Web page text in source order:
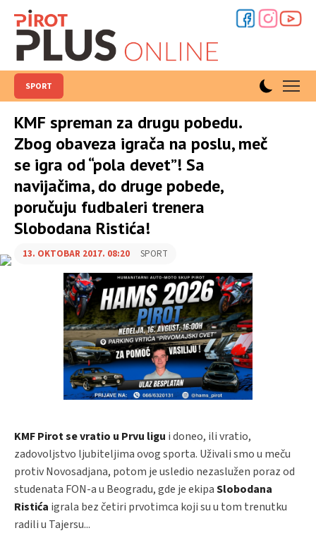
SPORT
KMF spreman za drugu pobedu.
Zbog obaveza igrača na poslu, meč
se igra od “pola devet”! Sa
navijačima, do druge pobede,
poručuju fudbaleri trenera
Slobodana Ristića!
13. OKTOBAR 2017. 08:20 SPORT
KMF Pirot se vratio u Prvu ligu i doneo, ili vratio,
zadovoljstvo ljubiteljima ovog sporta. Uživali smo u meču
protiv Novosadjana, potom je usledio nezaslužen poraz od
studenata FON-a u Beogradu, gde je ekipaSlobodana
Ristića igrala bez četiri prvotimca koji su u tom trenutku
radili u Tajersu...